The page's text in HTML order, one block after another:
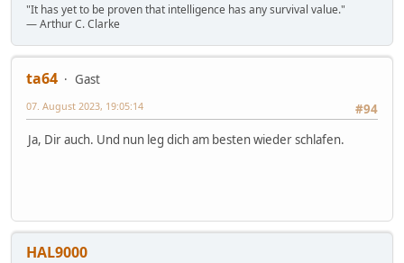
"It has yet to be proven that intelligence has any survival value."
― Arthur C. Clarke
ta64
Gast
#94
07. August 2023, 19:05:14
Ja, Dir auch. Und nun leg dich am besten wieder schlafen.
HAL9000